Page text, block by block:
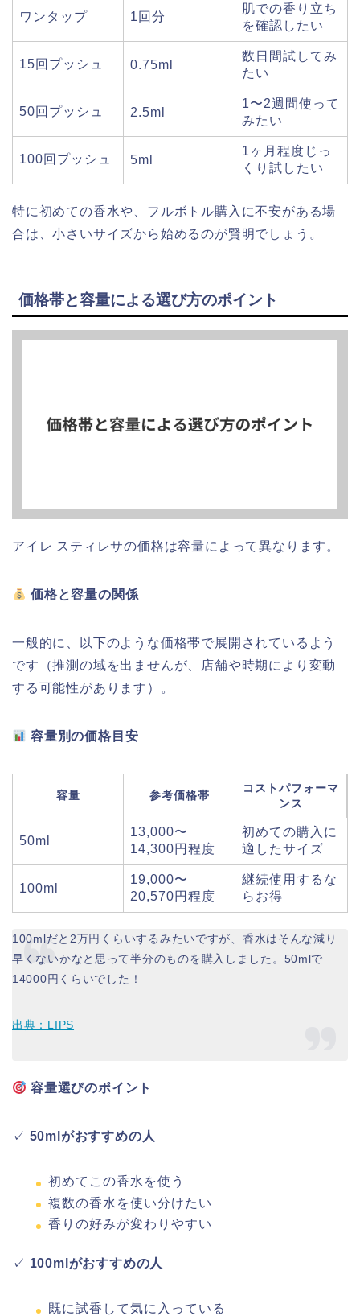
ワンタップ 1回分
肌での香り立ち
を確認したい
15回プッシュ 0.75ml
数日間試してみ
たい
50回プッシュ 2.5ml
1〜2週間使って
みたい
100回プッシュ 5ml
1ヶ月程度じっ
くり試したい
特に初めての香水や、フルボトル購入に不安がある場
合は、小さいサイズから始めるのが賢明でしょう。
価格帯と容量による選び方のポイント
アイレ スティレサの価格は容量によって異なります。
価格と容量の関係
一般的に、以下のような価格帯で展開されているよう
です（推測の域を出ませんが、店舗や時期により変動
する可能性があります）。
容量別の価格目安
容量 参考価格帯
コストパフォーマ
ンス
50ml
13,000〜
14,300円程度
初めての購入に
適したサイズ
100ml
19,000〜
20,570円程度
継続使用するな
らお得
100mlだと2万円くらいするみたいですが、香水はそんな減り
早くないかなと思って半分のものを購入しました。50mlで
14000円くらいでした！
出典：LIPS
容量選びのポイント
✓ 50mlがおすすめの人
初めてこの香水を使う
複数の香水を使い分けたい
香りの好みが変わりやすい
✓ 100mlがおすすめの人
既に試香して気に入っている